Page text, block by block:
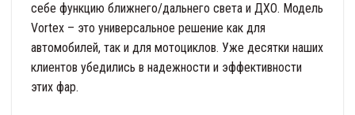
себе функцию ближнего/дальнего света и ДХО. Модель
Vortex – это универсальное решение как для
автомобилей, так и для мотоциклов. Уже десятки наших
клиентов убедились в надежности и эффективности
этих фар.